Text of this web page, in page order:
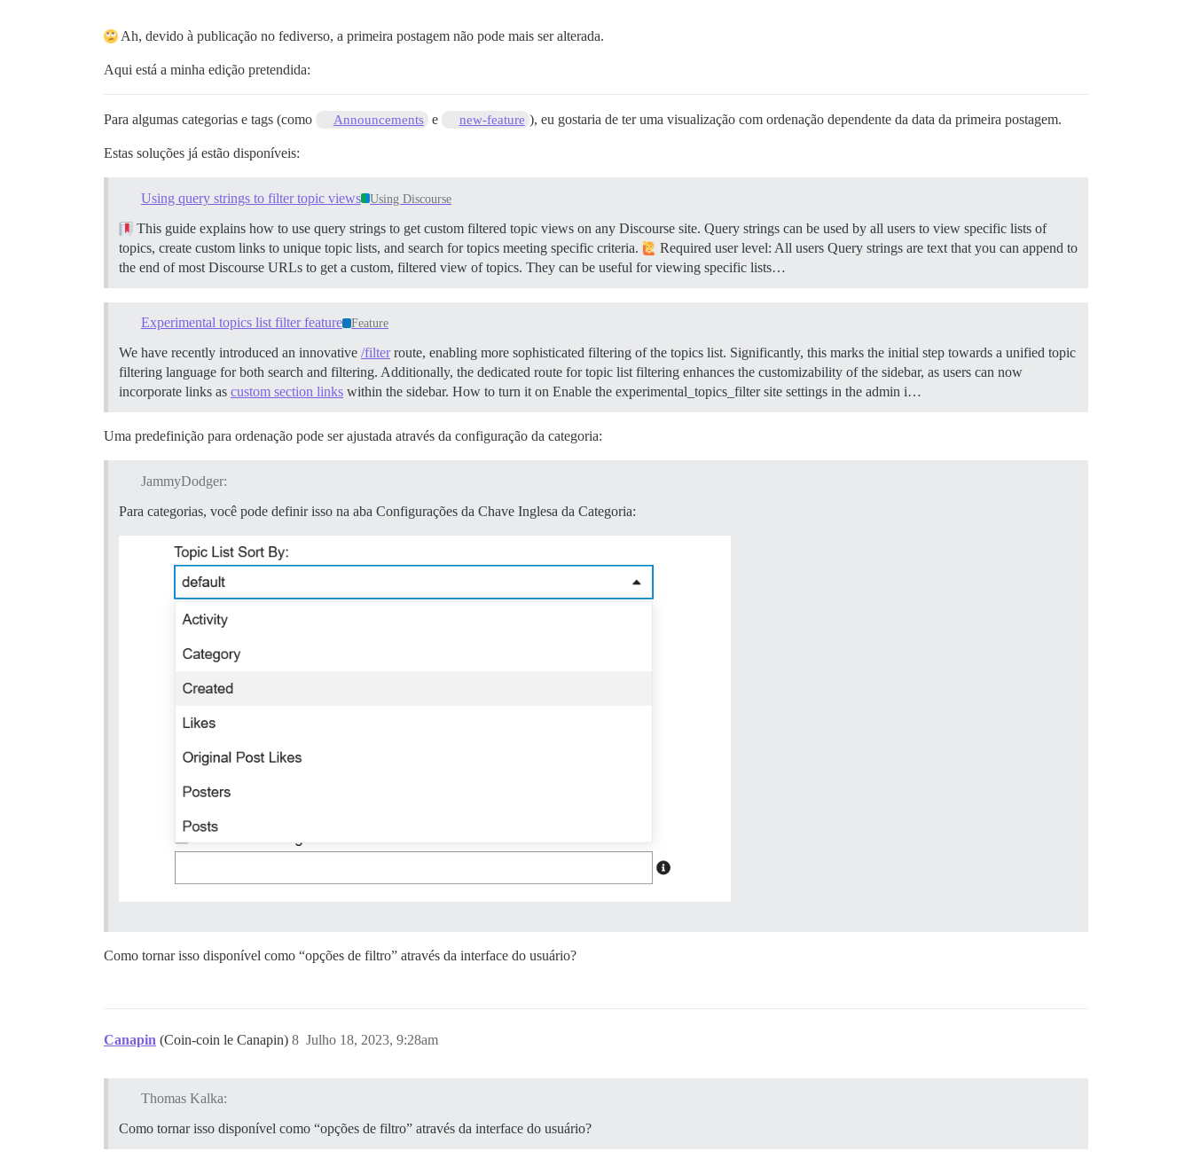
Ah, devido à publicação no fediverso, a primeira postagem não pode mais ser alterada.
Aqui está a minha edição pretendida:
Para algumas categorias e tags (como Announcements e new-feature ), eu gostaria de ter uma visualização com ordenação dependente da data da primeira postagem.
Estas soluções já estão disponíveis:
Using query strings to filter topic views Using Discourse
This guide explains how to use query strings to get custom filtered topic views on any Discourse site. Query strings can be used by all users to view specific lists of
topics, create custom links to unique topic lists, and search for topics meeting specific criteria.
Required user level: All users Query strings are text that you can append to
the end of most Discourse URLs to get a custom, filtered view of topics. They can be useful for viewing specific lists…
Experimental topics list filter feature Feature
We have recently introduced an innovative /filterroute, enabling more sophisticated filtering of the topics list. Significantly, this marks the initial step towards a unified topic
filtering language for both search and filtering. Additionally, the dedicated route for topic list filtering enhances the customizability of the sidebar, as users can now
incorporate links as custom section links within the sidebar. How to turn it on Enable the experimental_topics_filter site settings in the admin i…
Uma predefinição para ordenação pode ser ajustada através da configuração da categoria:
JammyDodger:
Para categorias, você pode definir isso na aba Configurações da Chave Inglesa da Categoria:
Como tornar isso disponível como “opções de filtro” através da interface do usuário?
Canapin (Coin-coin le Canapin) Julho 18, 2023, 9:28am
8
Thomas Kalka:
Como tornar isso disponível como “opções de filtro” através da interface do usuário?